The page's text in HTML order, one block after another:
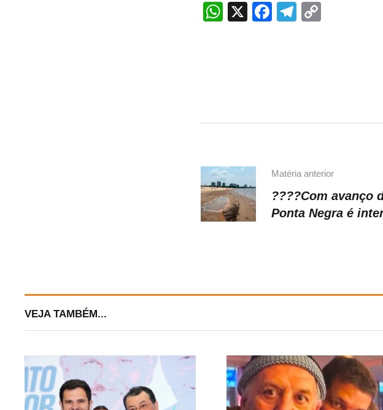
W
p
X
F
o
T
k
Matéria anterior
????Com avanço
Ponta Negra é
VEJA TAMBÉM...